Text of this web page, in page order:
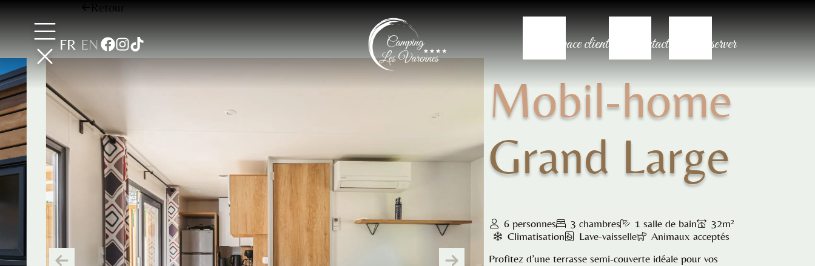
FR EN Espace client Contact Réserver
Retour
Mobil-home
Grand Large
6 personnes 3 chambres 1 salle de bain
32m²
Climatisation
Lave-vaisselle
Animaux acceptés
Profitez d’une terrasse semi-couverte idéale pour vos